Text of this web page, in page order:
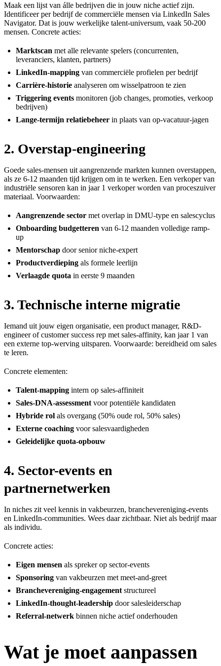
Maak een lijst van álle bedrijven die in jouw niche actief zijn.
Identificeer per bedrijf de commerciële mensen via LinkedIn Sales
Navigator. Dat is jouw werkelijke talent-universum, vaak 50-200
mensen. Concrete acties:
Marktscan met alle relevante spelers (concurrenten,
leveranciers, klanten, partners)
LinkedIn-mapping van commerciële profielen per bedrijf
Carrière-historie analyseren om wisselpatroon te zien
Triggering events monitoren (job changes, promoties, verkoop
bedrijven)
Lange-termijn relatiebeheer in plaats van op-vacatuur-jagen
2. Overstap-engineering
Goede sales-mensen uit aangrenzende markten kunnen overstappen,
als ze 6-12 maanden tijd krijgen om in te werken. Een verkoper van
industriële sensoren kan in jaar 1 verkoper worden van proceszuiver
materiaal. Voorwaarden:
Aangrenzende sector met overlap in DMU-type en salescyclus
Onboarding budgetteren van 6-12 maanden volledige ramp-
up
Mentorschap door senior niche-expert
Productverdieping als formele leerlijn
Verlaagde quota in eerste 9 maanden
3. Technische interne migratie
Iemand uit jouw eigen organisatie, een product manager, R&D-
engineer of customer success rep met sales-affinity, kan jaar 1 van
een externe top-werving uitsparen. Voorwaarde: bereidheid om sales
te leren.
Concrete elementen:
Talent-mapping intern op sales-affiniteit
Sales-DNA-assessment voor potentiële kandidaten
Hybride rol als overgang (50% oude rol, 50% sales)
Externe coaching voor salesvaardigheden
Geleidelijke quota-opbouw
4. Sector-events en
partnernetwerken
In niches zit veel kennis in vakbeurzen, branchevereniging-events
en LinkedIn-communities. Wees daar zichtbaar. Niet als bedrijf maar
als individu.
Concrete acties:
Eigen mensen als spreker op sector-events
Sponsoring van vakbeurzen met meet-and-greet
Branchevereniging-engagement structureel
LinkedIn-thought-leadership door salesleiderschap
Referral-netwerk binnen niche actief onderhouden
Wat je moet aanpassen